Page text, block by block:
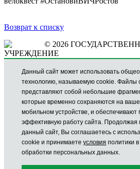
Возврат к списку
© 2026
УЧРЕЖДЕНИЕ
И БОРЬБЕ СО СПИД»
ГОРЯЧАЯ ЛИНИЯ
по проблеме Вич/СПИД:
8 (863) 210-98-24
Регистратура:
+7(863)218-55-37
+7(863)210-98-23
НАШ АДРЕС
РОССИЯ, 344116,
Данный сайт может использовать
технологию, называемую cookie. Файлы cookie
представляют собой небольшие
которые временно сохраняются на вашем компьютере или
мобильном устройстве, и обеспечивают
эффективную работу сайта. Продолжая просматривать
данный сайт, Вы соглашаетесь с
cookie и принимаете условия политики
обработки персональных данных.